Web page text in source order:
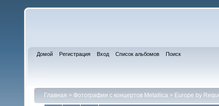
Домой Регистрация Вход Список альбомов Поиск
Главная > Фотографии с концертов Metallica > Europe by